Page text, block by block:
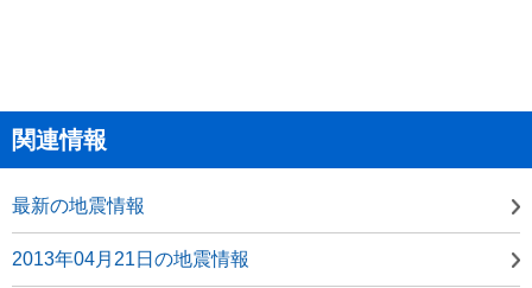
関連情報
最新の地震情報
2013年04月21日の地震情報